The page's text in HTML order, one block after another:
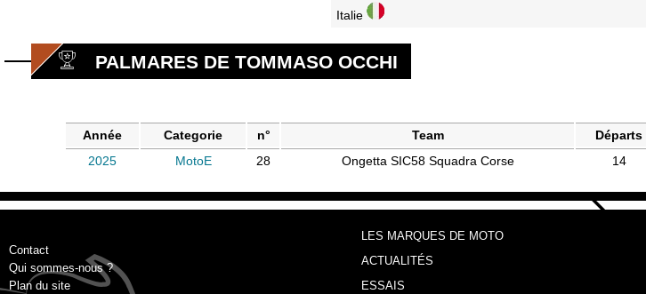
Italie
PALMARES DE TOMMASO OCCHI
Année Categorie n° Team Départs
2025
MotoE 28 Ongetta SIC58 Squadra Corse 14
Contact
Qui sommes-nous ?
Plan du site
LES MARQUES DE MOTO
ACTUALITÉS
ESSAIS